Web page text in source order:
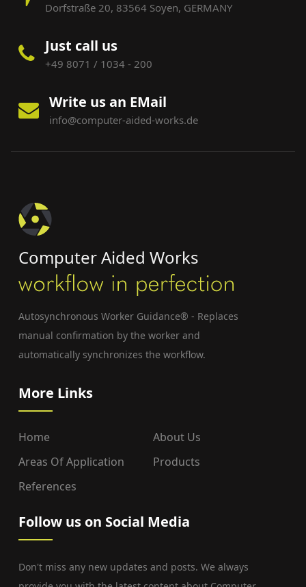
Dorfstraße 20, 83564 Soyen, GERMANY
Just call us
+49 8071 / 1034 - 200
Write us an EMail
info@computer-aided-works.de
Computer Aided Works
Autosynchronous Worker Guidance® - Replaces
manual confirmation by the worker and
automatically synchronizes the workflow.
More Links
Home
About Us
Areas Of Application
Products
References
Follow us on Social Media
Don't miss any new updates and posts. We always